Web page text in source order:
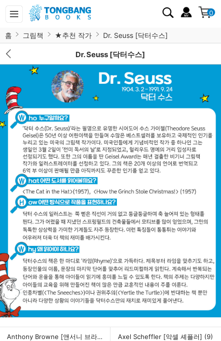
0
홈 그림책 ★추천 작가 Dr. Seuss [닥터수스]
Dr. Seuss [닥터수스]
Anthony Browne [앤서니 브라운] (63)Axel Scheffler [악셀 셰플러] (9)